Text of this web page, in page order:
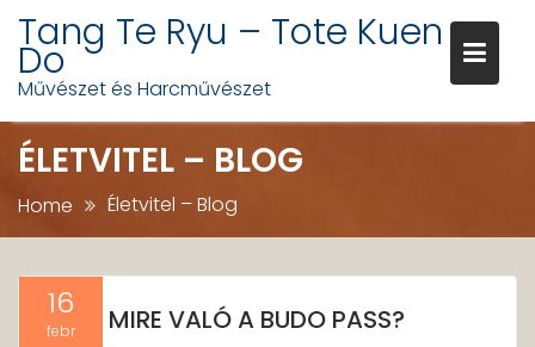
Skip
content
Tang Te Ryu – Tote Kuen
Do
Művészet és Harcművészet
ÉLETVITEL – BLOG
Home Életvitel – Blog
16
febr MIRE VALÓ A BUDO PASS?